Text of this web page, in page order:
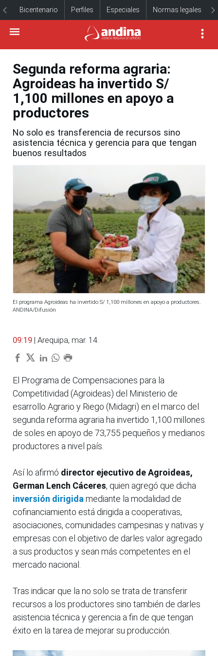
Bicentenario Perfiles Especiales Normas legales
Segunda reforma agraria:
Agroideas ha invertido S/
1,100 millones en apoyo a
productores
No solo es transferencia de recursos sino
asistencia técnica y gerencia para que tengan
buenos resultados
El programa Agroideas ha invertido S/ 1,100 millones en apoyo a productores.
ANDINA/Difusión
09:19 | Arequipa, mar. 14.
El Programa de Compensaciones para la
Competitividad (Agroideas) del Ministerio de
esarrollo Agrario y Riego (Midagri) en el marco del
segunda reforma agraria ha invertido 1,100 millones
de soles en apoyo de 73,755 pequeños y medianos
productores a nivel país.
Así lo afirmó director ejecutivo de Agroideas,
German Lench Cáceres, quien agregó que dicha
inversión dirigida mediante la modalidad de
cofinanciamiento está dirigida a cooperativas,
asociaciones, comunidades campesinas y nativas y
empresas con el objetivo de darles valor agregado
a sus productos y sean más competentes en el
mercado nacional.
Tras indicar que la no solo se trata de transferir
recursos a los productores sino también de darles
asistencia técnica y gerencia a fin de que tengan
éxito en la tarea de mejorar su producción.